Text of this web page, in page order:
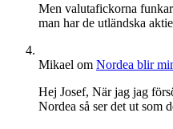
Men valutafickorna
man har de utländska
Mikael om Nordea blir
Hej Josef, När jag jag
Nordea så ser det ut som